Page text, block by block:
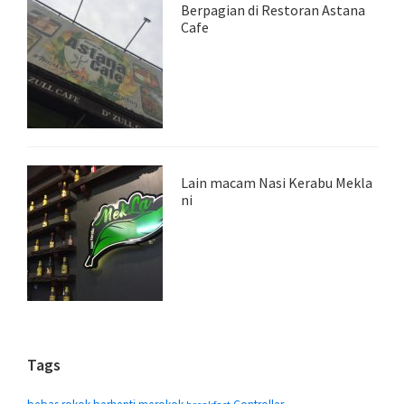
Berpagian di Restoran Astana
Cafe
Lain macam Nasi Kerabu Mekla
ni
Tags